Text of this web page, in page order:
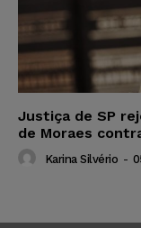
Justiça de SP
de Moraes
Karina Silvério -